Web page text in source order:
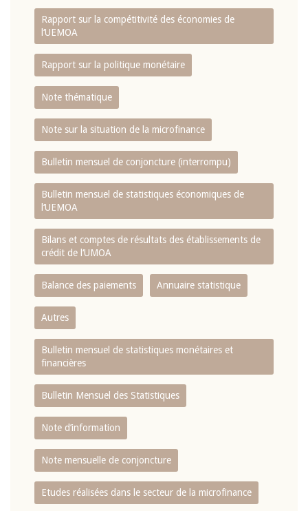
Rapport sur la compétitivité des économies de
l‘UEMOA
Rapport sur la politique monétaire
Note thématique
Note sur la situation de la microfinance
Bulletin mensuel de conjoncture (interrompu)
Bulletin mensuel de statistiques économiques de
l‘UEMOA
Bilans et comptes de résultats des établissements de
crédit de l‘UMOA
Balance des paiements Annuaire statistique
Autres
Bulletin mensuel de statistiques monétaires et
financières
Bulletin Mensuel des Statistiques
Note d’information
Note mensuelle de conjoncture
Etudes réalisées dans le secteur de la microfinance